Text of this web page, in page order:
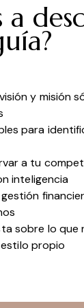
a
y misión
para
a tu
inteligencia
sobre lo que
propio